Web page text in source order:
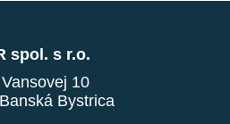
spol. s r.o.
10
Bystrica